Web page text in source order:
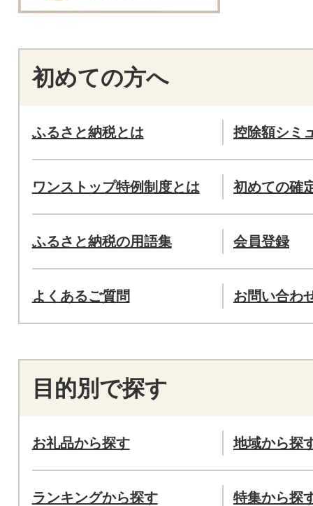
初めての方へ
ふるさと納税とは 控除額シミ
ワンストップ特例制度とは 初めての確
ふるさと納税の用語集 会員登録
よくあるご質問 お問い合わ
目的別で探す
お礼品から探す 地域から探
ランキングから探す 特集から探